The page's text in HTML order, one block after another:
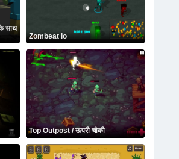
साथ
Zombeat io
Top Outpost / ऊपरी चौकी